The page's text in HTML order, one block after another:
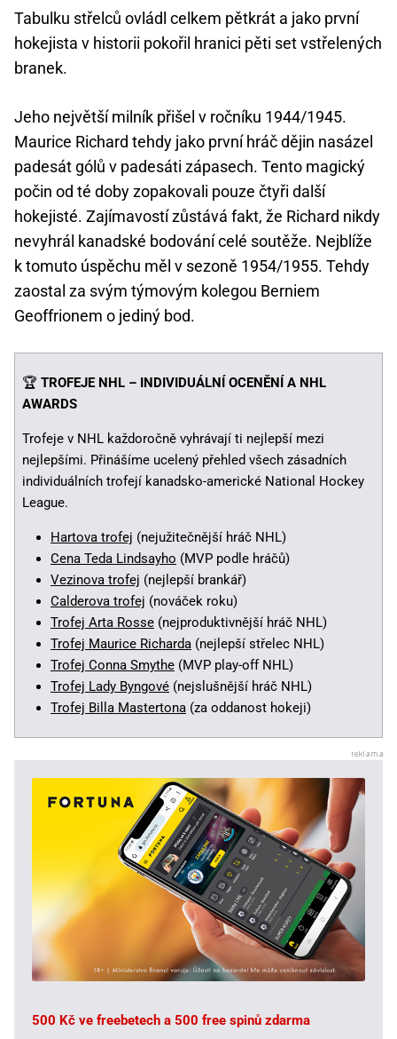
Tabulku střelců ovládl celkem pětkrát a jako první
hokejista v historii pokořil hranici pěti set vstřelených
branek.
Jeho největší milník přišel v ročníku 1944/1945.
Maurice Richard tehdy jako první hráč dějin nasázel
padesát gólů v padesáti zápasech. Tento magický
počin od té doby zopakovali pouze čtyři další
hokejisté. Zajímavostí zůstává fakt, že Richard nikdy
nevyhrál kanadské bodování celé soutěže. Nejblíže
k tomuto úspěchu měl v sezoně 1954/1955. Tehdy
zaostal za svým týmovým kolegou Berniem
Geoffrionem o jediný bod.
🏆 TROFEJE NHL – INDIVIDUÁLNÍ OCENĚNÍ A NHL
AWARDS
Trofeje v NHL každoročně vyhrávají ti nejlepší mezi
nejlepšími. Přinášíme ucelený přehled všech zásadních
individuálních trofejí kanadsko-americké National Hockey
League.
Hartova trofej (nejužitečnější hráč NHL)
Cena Teda Lindsayho (MVP podle hráčů)
Vezinova trofej (nejlepší brankář)
Calderova trofej (nováček roku)
Trofej Arta Rosse (nejproduktivnější hráč NHL)
Trofej Maurice Richarda (nejlepší střelec NHL)
Trofej Conna Smythe (MVP play-off NHL)
Trofej Lady Byngové (nejslušnější hráč NHL)
Trofej Billa Mastertona (za oddanost hokeji)
500 Kč ve freebetech a 500 free spinů zdarma